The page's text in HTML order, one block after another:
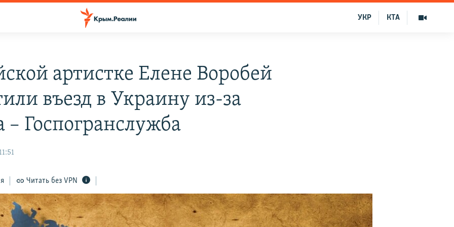
КТА
УКР
артистке Елене Воробей
въезд в Украину из-за
Госпогранслужба
Читать без VPN